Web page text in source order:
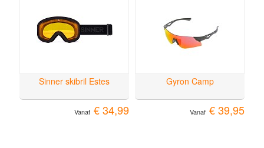
Sinner skibril Estes
Vanaf € 34,99
Gyron Camp
Vanaf € 39,95